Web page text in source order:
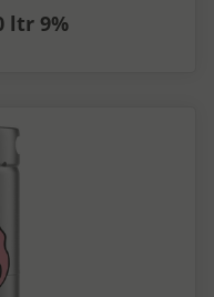
ltr 9%